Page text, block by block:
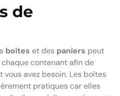
de
boîtes et des paniers peut
chaque contenant afin de
avez besoin. Les boîtes
pratiques car elles